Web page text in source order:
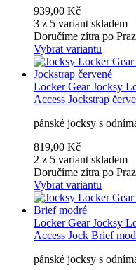
939,00 Kč
3 z 5 variant skladem
Doručíme zítra po
Vybrat variantu
Locker Gear Jocksy
Access Jockstrap
pánské jocksy s
819,00 Kč
2 z 5 variant skladem
Doručíme zítra po
Vybrat variantu
Locker Gear Jocksy
Access Jock Brief
pánské jocksy s